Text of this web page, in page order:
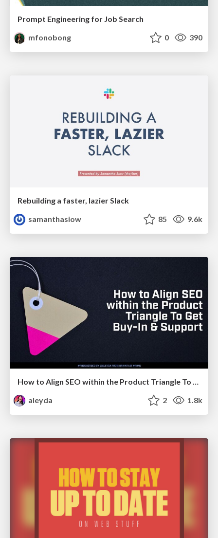
Prompt Engineering for Job Search
mfonobong
0 390
Rebuilding a faster, lazier Slack
samanthasiow
85 9.6k
How to Align SEO within the Product Triangle To Get Buy-In & Support - #RIMC
aleyda
2 1.8k